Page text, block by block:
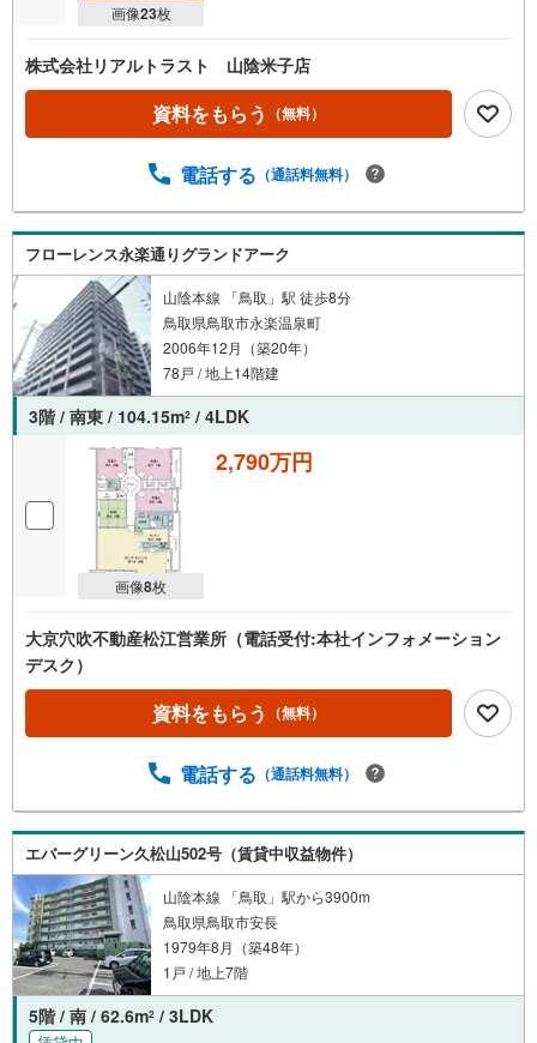
画像23枚
株式会社リアルトラスト 山陰米子店
資料をもらう （無料）
電話する （通話料無料）
フローレンス永楽通りグランドアーク
山陰本線 「鳥取」駅 徒歩8分
鳥取県鳥取市永楽温泉町
2006年12月（築20年）
78戸 / 地上14階建
3階 / 南東 / 104.15m2 / 4LDK
画像8枚
2,790万円
大京穴吹不動産松江営業所（電話受付:本社インフォメーション
デスク）
資料をもらう （無料）
電話する （通話料無料）
エバーグリーン久松山502号（賃貸中収益物件）
山陰本線 「鳥取」駅から3900m
鳥取県鳥取市安長
1979年8月（築48年）
1戸 / 地上7階
5階 / 南 / 62.6m2 / 3LDK